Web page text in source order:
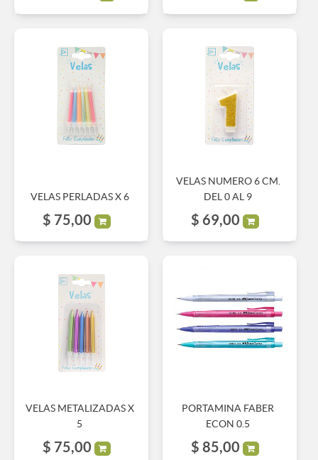
VELAS PERLADAS X 6
$ 75,00
VELAS NUMERO 6 CM.
DEL 0 AL 9
$ 69,00
VELAS METALIZADAS X
5
$ 75,00
PORTAMINA FABER
ECON 0.5
$ 85,00